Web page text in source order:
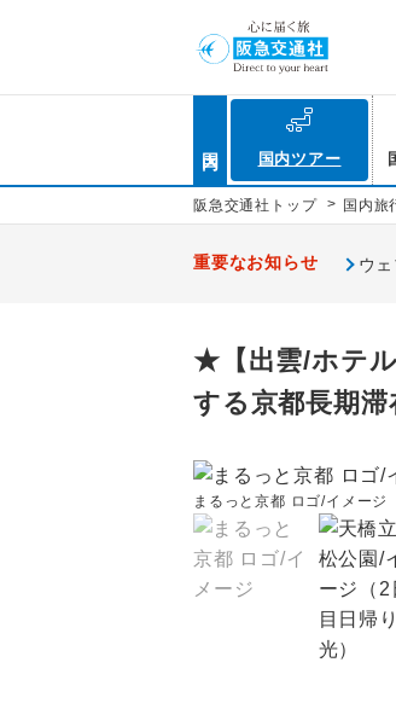
国内ツアー
阪急交通社トップ > 国内旅
重要なお知らせ ウ
★【出雲/ホテ
する京都長期滞
まるっと京都 ロゴ/イメージ